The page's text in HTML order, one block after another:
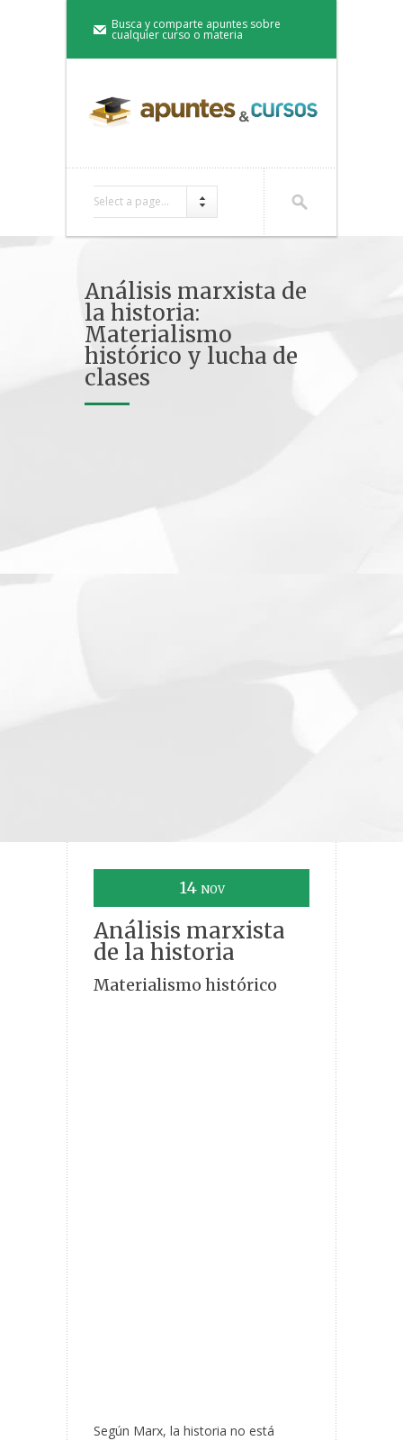
Busca y comparte apuntes sobre
cualquier curso o materia
Select a page...
Análisis marxista de
la historia:
Materialismo
histórico y lucha de
clases
14 NOV
Análisis marxista
de la historia
Materialismo histórico
Según Marx, la historia no está